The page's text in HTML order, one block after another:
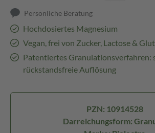
Persönliche Beratung
Hochdosiertes Magnesium
Vegan, frei von Zucker, Lactose &
Patentiertes Granulationsverfahren:
rückstandsfreie Auflösung
PZN: 10914528
Darreichungsform: